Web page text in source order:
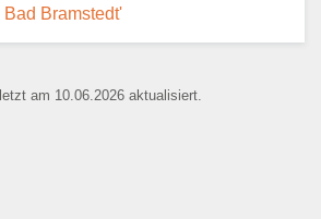
*
Bramstedt'
am 10.06.2026 aktualisiert.